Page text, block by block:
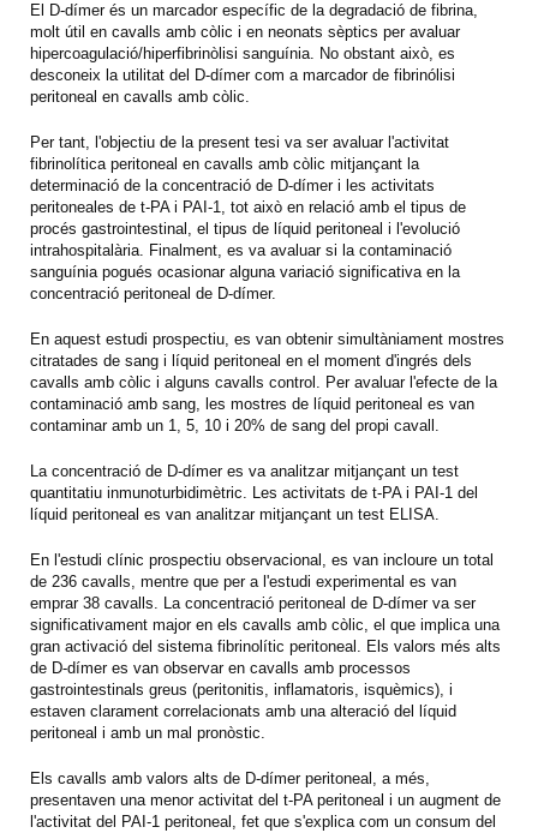
El D-dímer és un marcador específic de la degradació de fibrina,
molt útil en cavalls amb còlic i en neonats sèptics per avaluar
hipercoagulació/hiperfibrinòlisi sanguínia. No obstant això, es
desconeix la utilitat del D-dímer com a marcador de fibrinólisi
peritoneal en cavalls amb còlic.
Per tant, l'objectiu de la present tesi va ser avaluar l'activitat
fibrinolítica peritoneal en cavalls amb còlic mitjançant la
determinació de la concentració de D-dímer i les activitats
peritoneales de t-PA i PAI-1, tot això en relació amb el tipus de
procés gastrointestinal, el tipus de líquid peritoneal i l'evolució
intrahospitalària. Finalment, es va avaluar si la contaminació
sanguínia pogués ocasionar alguna variació significativa en la
concentració peritoneal de D-dímer.
En aquest estudi prospectiu, es van obtenir simultàniament mostres
citratades de sang i líquid peritoneal en el moment d'ingrés dels
cavalls amb còlic i alguns cavalls control. Per avaluar l'efecte de la
contaminació amb sang, les mostres de líquid peritoneal es van
contaminar amb un 1, 5, 10 i 20% de sang del propi cavall.
La concentració de D-dímer es va analitzar mitjançant un test
quantitatiu inmunoturbidimètric. Les activitats de t-PA i PAI-1 del
líquid peritoneal es van analitzar mitjançant un test ELISA.
En l'estudi clínic prospectiu observacional, es van incloure un total
de 236 cavalls, mentre que per a l'estudi experimental es van
emprar 38 cavalls. La concentració peritoneal de D-dímer va ser
significativament major en els cavalls amb còlic, el que implica una
gran activació del sistema fibrinolític peritoneal. Els valors més alts
de D-dímer es van observar en cavalls amb processos
gastrointestinals greus (peritonitis, inflamatoris, isquèmics), i
estaven clarament correlacionats amb una alteració del líquid
peritoneal i amb un mal pronòstic.
Els cavalls amb valors alts de D-dímer peritoneal, a més,
presentaven una menor activitat del t-PA peritoneal i un augment de
l'activitat del PAI-1 peritoneal, fet que s'explica com un consum del